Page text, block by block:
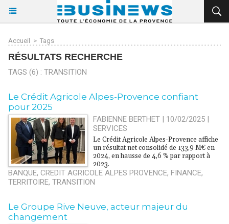
Accueil > Tags
RÉSULTATS RECHERCHE
TAGS (6) : TRANSITION
Le Crédit Agricole Alpes-Provence confiant
pour 2025
FABIENNE BERTHET | 10/02/2025 |
SERVICES
Le Crédit Agricole Alpes-Provence affiche
un résultat net consolidé de 133,9 M€ en
2024, en hausse de 4,6 % par rapport à
2023.
BANQUE, CREDIT AGRICOLE ALPES PROVENCE, FINANCE,
TERRITOIRE, TRANSITION
Le Groupe Rive Neuve, acteur majeur du
changement